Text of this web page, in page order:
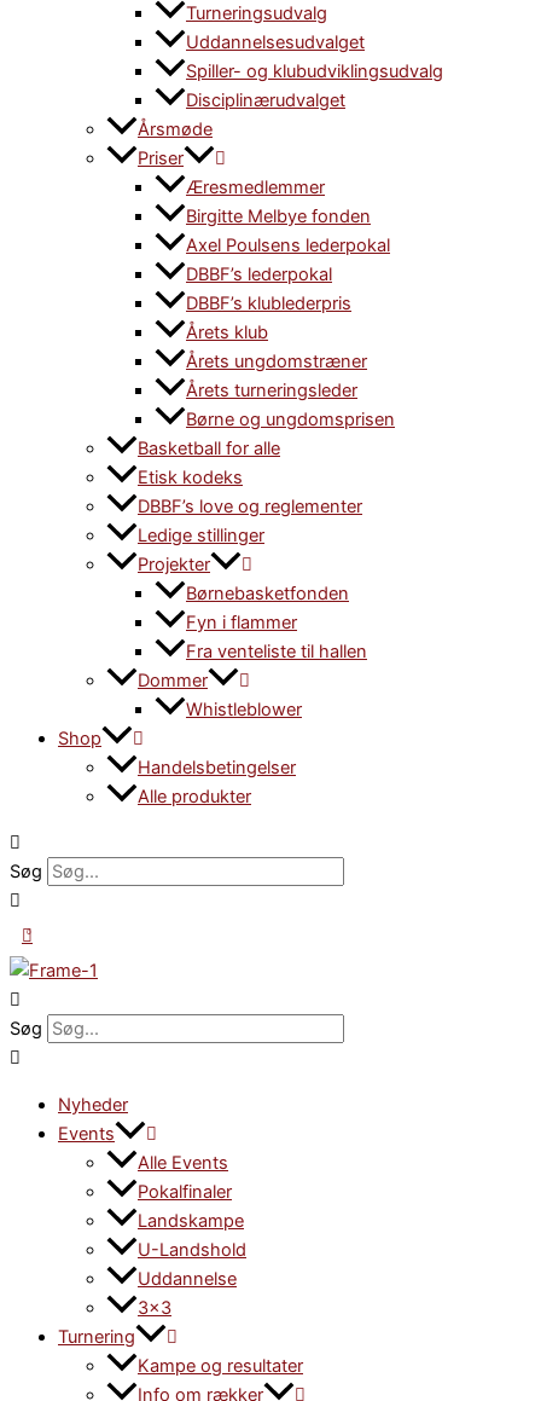
Turneringsudvalg
Uddannelsesudvalget
Spiller- og klubudviklingsudvalg
Disciplinærudvalget
Årsmøde
Priser
Æresmedlemmer
Birgitte Melbye fonden
Axel Poulsens lederpokal
DBBF’s lederpokal
DBBF’s klublederpris
Årets klub
Årets ungdomstræner
Årets turneringsleder
Børne og ungdomsprisen
Basketball for alle
Etisk kodeks
DBBF’s love og reglementer
Ledige stillinger
Projekter
Børnebasketfonden
Fyn i flammer
Fra venteliste til hallen
Dommer
Whistleblower
Shop
Handelsbetingelser
Alle produkter
Søg
0
Søg
Nyheder
Events
Alle Events
Pokalfinaler
Landskampe
U-Landshold
Uddannelse
3×3
Turnering
Kampe og resultater
Info om rækker